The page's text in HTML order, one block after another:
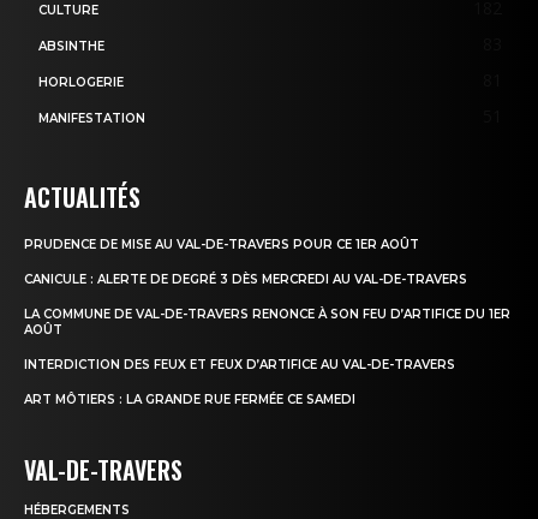
CULTURE
ABSINTHE
HORLOGERIE
MANIFESTATION
ACTUALITÉS
PRUDENCE DE MISE AU VAL-DE-TRAVERS POUR CE 1ER AOÛT
CANICULE : ALERTE DE DEGRÉ 3 DÈS MERCREDI AU VAL-DE-TRAVERS
LA COMMUNE DE VAL-DE-TRAVERS RENONCE À SON FEU D’ARTIFICE DU 1ER
AOÛT
INTERDICTION DES FEUX ET FEUX D’ARTIFICE AU VAL-DE-TRAVERS
ART MÔTIERS : LA GRANDE RUE FERMÉE CE SAMEDI
VAL-DE-TRAVERS
HÉBERGEMENTS